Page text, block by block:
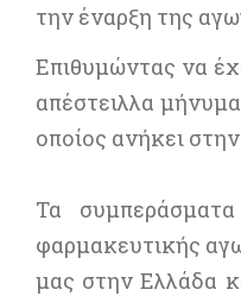
την έναρξη της
Επιθυμώντας να
απέστειλλα
οποίος ανήκει
Τα
φαρμακευτικής
μας στην Ελλάδα